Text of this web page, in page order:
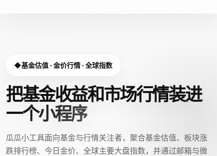
基金估值 · 金价行情 · 全球指数
把基金收益和市场行情装进
一个小程序
瓜瓜小工具面向基金与行情关注者，聚合基金估值、板块涨
跌排行榜、今日金价、全球主要大盘指数，并通过邮箱与微